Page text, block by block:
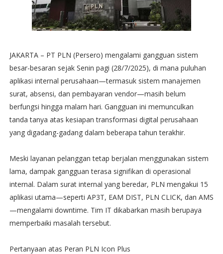
JAKARTA – PT PLN (Persero) mengalami gangguan sistem
besar-besaran sejak Senin pagi (28/7/2025), di mana puluhan
aplikasi internal perusahaan—termasuk sistem manajemen
surat, absensi, dan pembayaran vendor—masih belum
berfungsi hingga malam hari. Gangguan ini memunculkan
tanda tanya atas kesiapan transformasi digital perusahaan
yang digadang-gadang dalam beberapa tahun terakhir.
Meski layanan pelanggan tetap berjalan menggunakan sistem
lama, dampak gangguan terasa signifikan di operasional
internal. Dalam surat internal yang beredar, PLN mengakui 15
aplikasi utama—seperti AP3T, EAM DIST, PLN CLICK, dan AMS
—mengalami downtime. Tim IT dikabarkan masih berupaya
memperbaiki masalah tersebut.
Pertanyaan atas Peran PLN Icon Plus